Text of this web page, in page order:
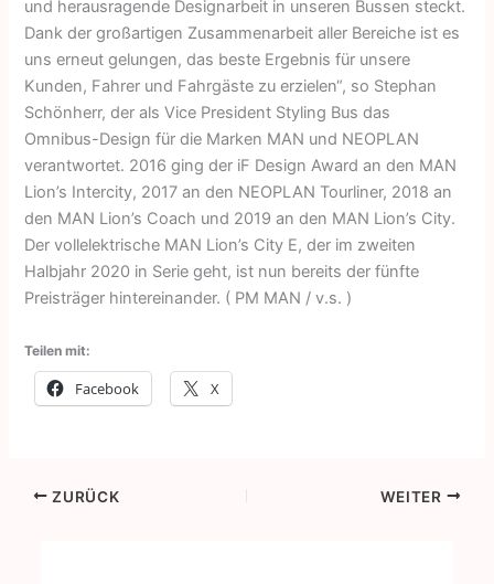
und herausragende Designarbeit in unseren Bussen steckt.
Dank der großartigen Zusammenarbeit aller Bereiche ist es
uns erneut gelungen, das beste Ergebnis für unsere
Kunden, Fahrer und Fahrgäste zu erzielen“, so Stephan
Schönherr, der als Vice President Styling Bus das
Omnibus-Design für die Marken MAN und NEOPLAN
verantwortet. 2016 ging der iF Design Award an den MAN
Lion’s Intercity, 2017 an den NEOPLAN Tourliner, 2018 an
den MAN Lion’s Coach und 2019 an den MAN Lion’s City.
Der vollelektrische MAN Lion’s City E, der im zweiten
Halbjahr 2020 in Serie geht, ist nun bereits der fünfte
Preisträger hintereinander. ( PM MAN / v.s. )
Teilen mit:
Facebook X
ZURÜCK WEITER